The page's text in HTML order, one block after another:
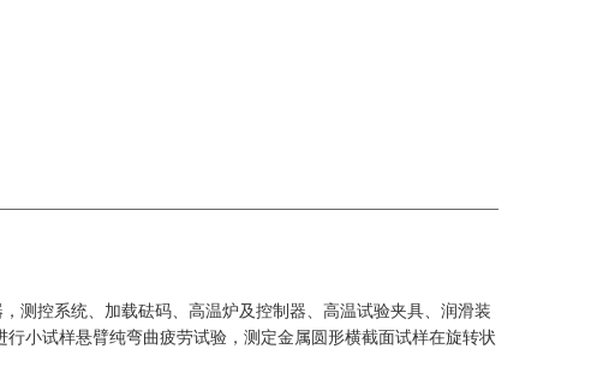
测控系统、加载砝码、高温炉及控制器、高温试验夹具、润滑装
小试样悬臂纯弯曲疲劳试验，测定金属圆形横截面试样在旋转状